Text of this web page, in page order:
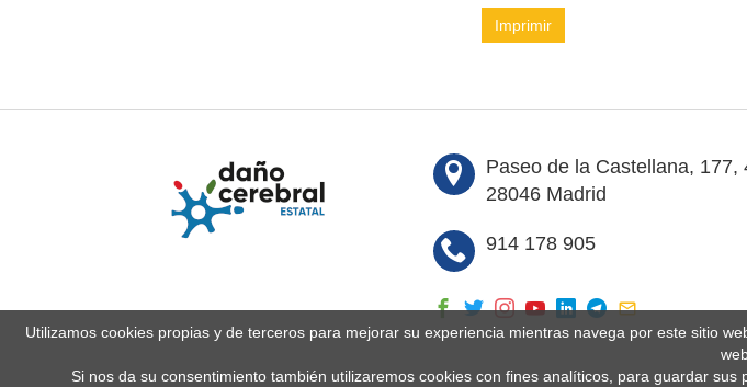
Imprimir
Paseo de la Castellana, 177,
28046 Madrid
914 178 905
Utilizamos cookies propias y de terceros para mejorar su experiencia mientras navega por este sitio
Si nos da su consentimiento también utilizaremos cookies con fines analíticos, para guardar